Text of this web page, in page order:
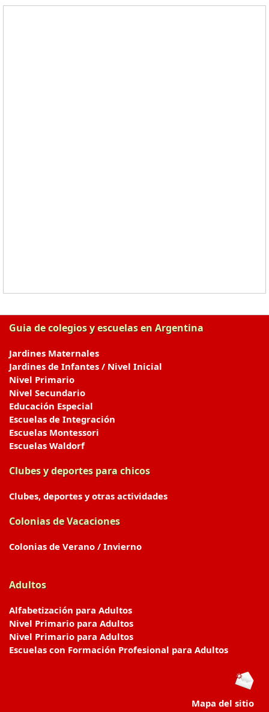
Guia de colegios y escuelas en Argentina
Jardines Maternales
Jardines de Infantes / Nivel Inicial
Nivel Primario
Nivel Secundario
Educación Especial
Escuelas de Integración
Escuelas Montessori
Escuelas Waldorf
Clubes y deportes para chicos
Clubes, deportes y otras actividades
Colonias de Vacaciones
Colonias de Verano / Invierno
Adultos
Alfabetización para Adultos
Nivel Primario para Adultos
Nivel Primario para Adultos
Escuelas con Formación Profesional para Adultos
Mapa del sitio